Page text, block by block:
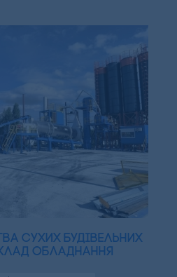
сухих будівельних
обладнання